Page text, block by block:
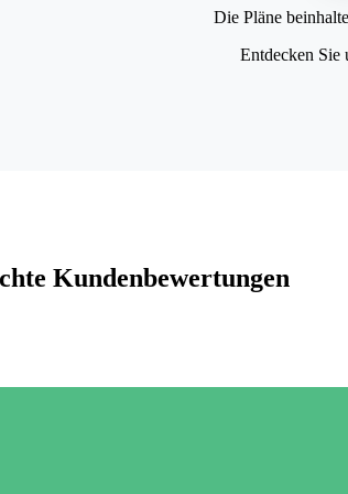
Die Pläne
Entdecken Sie
Kundenbewertungen